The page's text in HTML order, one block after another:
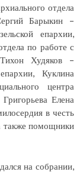
отдела
Барыкин –
епархии,
по работе с
Худяков –
Куклина
центра
Елена
в честь
также помощники
на собрании,